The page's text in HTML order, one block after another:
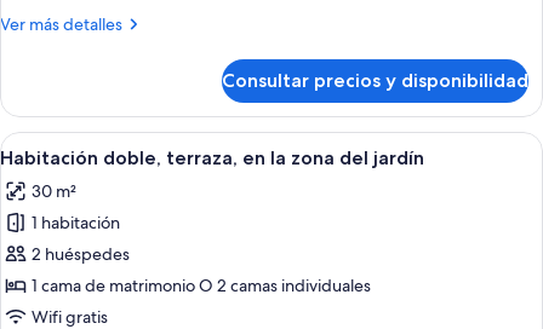
en
del
jardín
Ver más detalles
Más
familiar,
terraza,
en
zona
del
jardín
Consultar precios y disponibilidad
Abrir
todas
las
fotos
de
Habitación
doble,
Una habitación de hotel con una
6
Habitación doble, terraza, en la zona del jardín
30 m²
1 habitación
2 huéspedes
1 cama de matrimonio O 2 camas individuales
Wifi gratis